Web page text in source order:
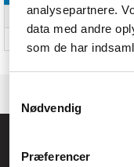
analysepartnere.
data med andre
som de har
Nødvendig
Præferencer
Oprindelsesland
CVR.: 26208637